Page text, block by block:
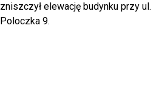
zniszczył elewację budynku przy ul.
Poloczka 9.